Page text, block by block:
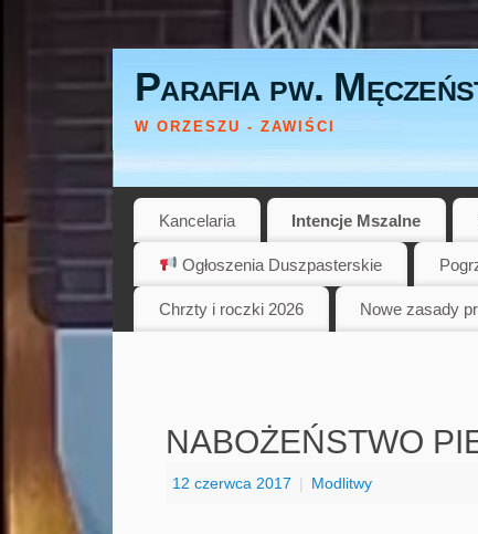
Parafia pw.
W ORZESZU - ZAWIŚCI
Kancelaria Intencje Mszalne
Ogłoszenia Duszpasterskie
Chrzty i roczki 2026 Nowe zasady
NABOŻEŃSTWO
12 czerwca 2017 | Modlitwy